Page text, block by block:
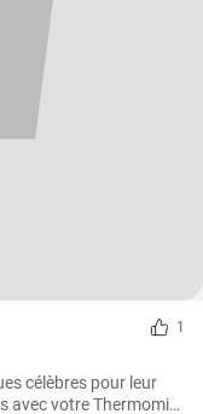
1
célèbres pour leur
avec votre Thermomix